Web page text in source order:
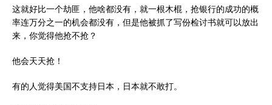
这就好比一个劫匪，他啥都没有，就一根木棍，抢银行的成功的概
率连万分之一的机会都没有，但是他被抓了写份检讨书就可以放出
来，你觉得他抢不抢？
他会天天抢！
有的人觉得美国不支持日本，日本就不敢打。